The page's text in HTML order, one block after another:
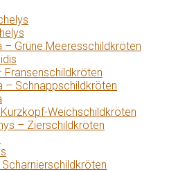
– Grüne Meeresschildkröten
Fransenschildkröten
– Schnappschildkröten
Weichschildkröten
– Zierschildkröten